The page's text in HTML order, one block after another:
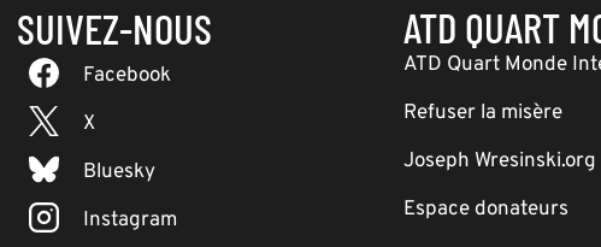
SUIVEZ-NOUS
Facebook
X
Bluesky
Instagram
ATD QUART
ATD Quart Monde
Refuser la misère
Joseph Wresinski.org
Espace donateurs